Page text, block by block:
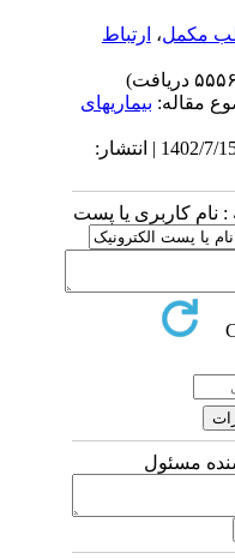
مکمل،ارتباط
مقاله:بیماریهای
دریافت: 1389/6/7 | پذیرش: 1402/7/15 | انتشار:
نام کاربری یا پست
مسئول